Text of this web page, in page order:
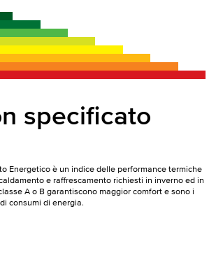
specificato
Energetico è un indice delle performance termiche
e raffrescamento richiesti in inverno ed in
A o B garantiscono maggior comfort e sono i
consumi di energia.